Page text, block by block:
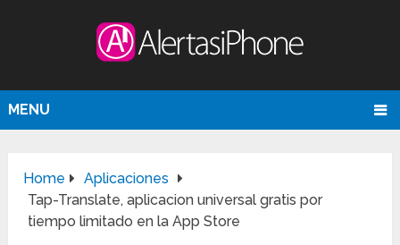
MENU
Home
Aplicaciones
Tap-Translate, aplicacion universal gratis por
tiempo limitado en la App Store